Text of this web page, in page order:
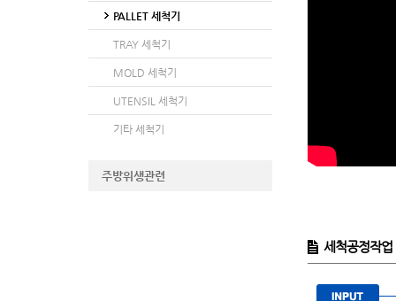
PALLET 세척기
TRAY 세척기
MOLD 세척기
UTENSIL 세척기
기타 세척기
주방위생관련
세척공정작업